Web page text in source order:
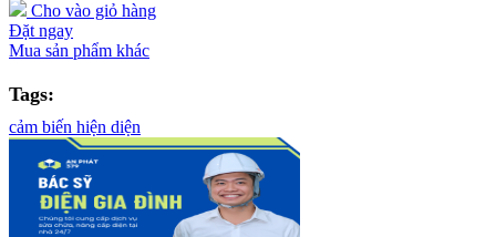
Cho vào giỏ hàng
Đặt ngay
Mua sản phẩm khác
Tags:
cảm biến hiện diện